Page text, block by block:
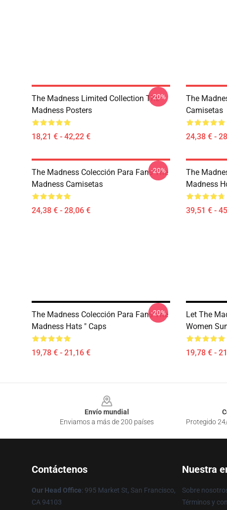
The Madness Limited Collection The
Madness Posters
18,21 € - 42,22 €
-20%
The
Camisetas
24,38 € -
The Madness Colección Para Fans The
Madness Camisetas
24,38 € - 28,06 €
-20%
The
Madness
39,51 € -
The Madness Colección Para Fans The
Madness Hats " Caps
19,78 € - 21,16 €
-20%
Let The
Women
19,78 € -
Envío mundial
Enviamos a más de 200 países
Protegido
Contáctenos
Our Head Office: 995 Market St, San Francisco,
CA 94103
Nuestra
Sobre
Términos y